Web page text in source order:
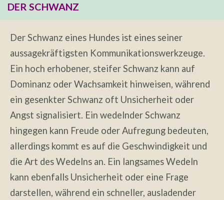
DER SCHWANZ
Der Schwanz eines Hundes ist eines seiner
aussagekräftigsten Kommunikationswerkzeuge.
Ein hoch erhobener, steifer Schwanz kann auf
Dominanz oder Wachsamkeit hinweisen, während
ein gesenkter Schwanz oft Unsicherheit oder
Angst signalisiert. Ein wedelnder Schwanz
hingegen kann Freude oder Aufregung bedeuten,
allerdings kommt es auf die Geschwindigkeit und
die Art des Wedelns an. Ein langsames Wedeln
kann ebenfalls Unsicherheit oder eine Frage
darstellen, während ein schneller, ausladender